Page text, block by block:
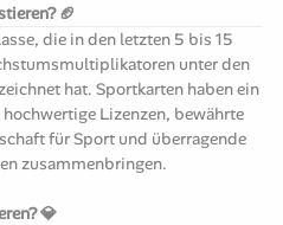
🏈
die in den letzten 5 bis 15
unter den
hat. Sportkarten haben ein
Lizenzen, bewährte
für Sport und überragende
zusammenbringen.
💎